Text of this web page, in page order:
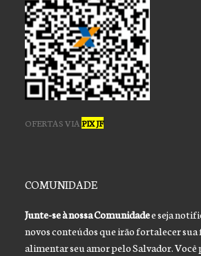
OFERTAS VIA PIX JF
COMUNIDADE
Junte-se à nossa Comunidadee seja
novos conteúdos que irão fortalecer sua
alimentar seu amor pelo Salvador. Você